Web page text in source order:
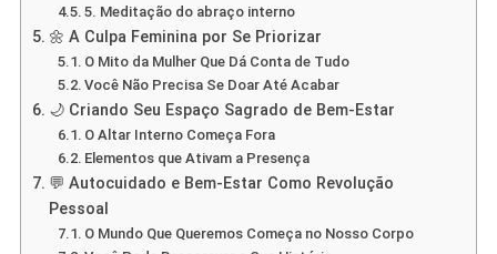
5. Meditação do abraço interno
🌼 A Culpa Feminina por Se Priorizar
O Mito da Mulher Que Dá Conta de Tudo
Você Não Precisa Se Doar Até Acabar
🌙 Criando Seu Espaço Sagrado de Bem-Estar
O Altar Interno Começa Fora
Elementos que Ativam a Presença
💬 Autocuidado e Bem-Estar Como Revolução
Pessoal
O Mundo Que Queremos Começa no Nosso Corpo